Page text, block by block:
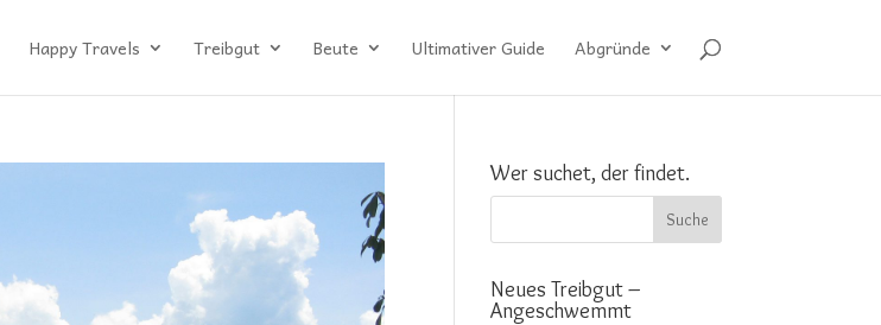
Happy Travels Treibgut Beute Ultimativer Guide Abgründe
Wer suchet, der findet.
Neues Treibgut –
Angeschwemmt